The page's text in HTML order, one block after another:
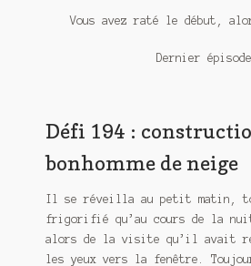
Meurtre sous couverture
Mon admirateur de l’avent
Mon Compte
Panier
Vous avez raté le début,
Dernier épisode
Défi 194 :
bonhomme de neige
Il se réveilla au petit matin,
frigorifié qu’au cours de la
alors de la visite qu’il avait
les yeux vers la fenêtre.